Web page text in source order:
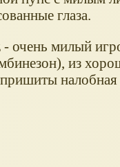
глаза.
очень милый
из
налобная